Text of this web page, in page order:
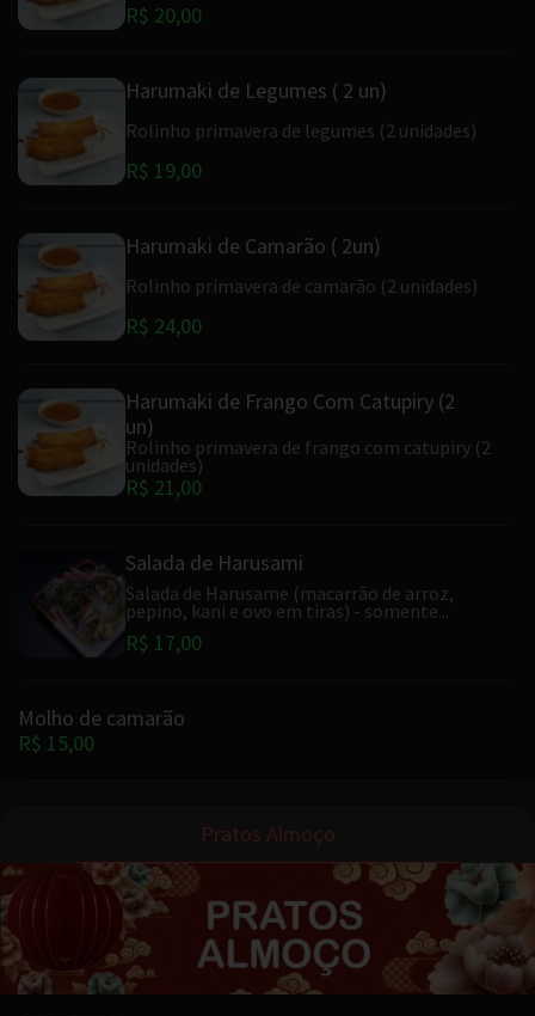
R$ 20,00
Harumaki de Legumes ( 2 un)
Rolinho primavera de legumes (2 unidades)
R$ 19,00
Harumaki de Camarão ( 2un)
Rolinho primavera de camarão (2 unidades)
R$ 24,00
Harumaki de Frango Com Catupiry (2
un)
Rolinho primavera de frango com catupiry (2
unidades)
R$ 21,00
Salada de Harusami
Salada de Harusame (macarrão de arroz,
pepino, kani e ovo em tiras) - somente...
R$ 17,00
Molho de camarão
R$ 15,00
Pratos Almoço